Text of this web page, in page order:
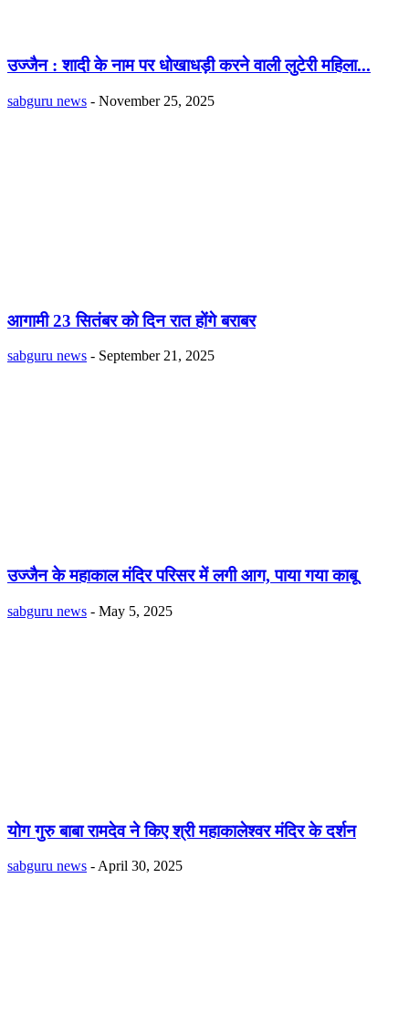
उज्जैन : शादी के नाम पर धोखाधड़ी करने वाली लुटेरी महिला...
sabguru news - November 25, 2025
आगामी 23 सितंबर को दिन रात होंगे बराबर
sabguru news - September 21, 2025
उज्जैन के महाकाल मंदिर परिसर में लगी आग, पाया गया काबू
sabguru news - May 5, 2025
योग गुरु बाबा रामदेव ने किए श्री महाकालेश्वर मंदिर के दर्शन
sabguru news - April 30, 2025